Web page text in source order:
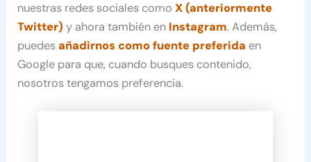
nuestras redes sociales comoX (anteriormente
Twitter) y ahora también en Instagram. Además,
puedesañadirnos como fuente preferida en
Google para que, cuando busques contenido,
nosotros tengamos preferencia.